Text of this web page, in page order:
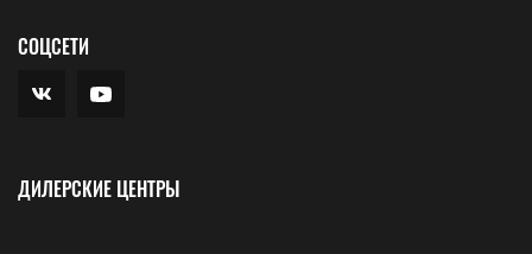
СОЦСЕТИ
ДИЛЕРСКИЕ ЦЕНТРЫ